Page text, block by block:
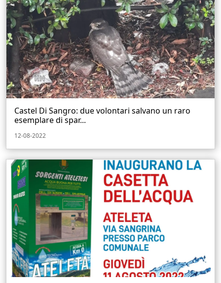
Castel Di Sangro: due volontari salvano un raro
esemplare di spar...
12-08-2022